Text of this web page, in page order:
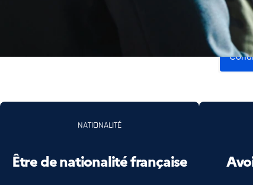
Être de nationalité française
NATIONALITÉ